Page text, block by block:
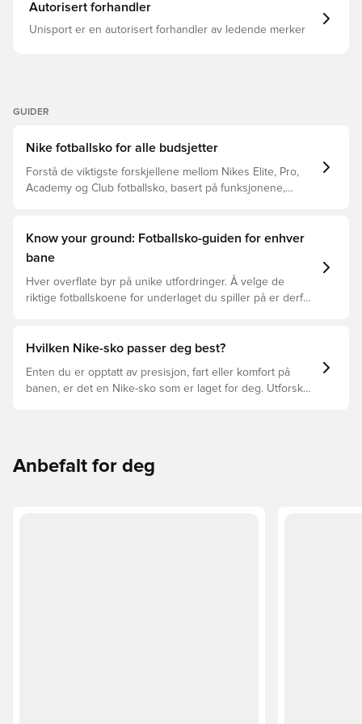
Autorisert forhandler
Unisport er en autorisert forhandler av ledende merker
GUIDER
Nike fotballsko for alle budsjetter
Forstå de viktigste forskjellene mellom Nikes Elite, Pro,
Academy og Club fotballsko, basert på funksjonene,
Know your ground: Fotballsko-guiden for enhver
bane
Hver overflate byr på unike utfordringer. Å velge de
riktige fotballskoene for underlaget du spiller på er derfor
fotballsko som er det beste valget for de forskjellige
Hvilken Nike-sko passer deg best?
Enten du er opptatt av presisjon, fart eller komfort på
banen, er det en Nike-sko som er laget for deg. Utforsk
Anbefalt for deg